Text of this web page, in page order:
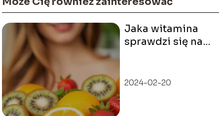
Jaka witamina
sprawdzi się na
2024-02-20